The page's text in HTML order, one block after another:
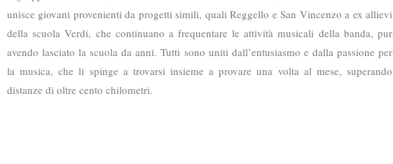
unisce giovani provenienti da progetti simili, quali Reggello e San Vincenzo a ex allievi
della scuola Verdi, che continuano a frequentare le attività musicali della banda, pur
avendo lasciato la scuola da anni. Tutti sono uniti dall’entusiasmo e dalla passione per
la musica, che li spinge a trovarsi insieme a provare una volta al mese, superando
distanze di oltre cento chilometri.